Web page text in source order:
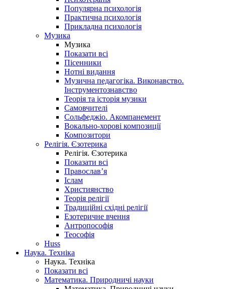
Популярна психологія
Практична психологія
Прикладна психологія
Музика
Музика
Показати всі
Пісенники
Нотні видання
Музична педагогіка. Виконавство.
Інструментознавство
Теорія та історія музики
Самовчителі
Сольфеджіо. Акомпанемент
Вокально-хорові композиції
Композитори
Релігія. Єзотерика
Релігія. Єзотерика
Показати всі
Православ’я
Іслам
Християнство
Теорія релігії
Традиційні східні релігії
Езотеричне вчення
Антропософія
Теософія
Huss
Наука. Техніка
Наука. Техніка
Показати всі
Математика. Природничі науки